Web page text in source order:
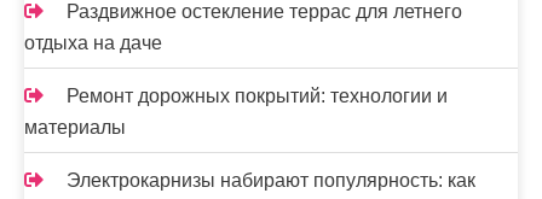
Раздвижное остекление террас для летнего
отдыха на даче
Ремонт дорожных покрытий: технологии и
материалы
Электрокарнизы набирают популярность: как